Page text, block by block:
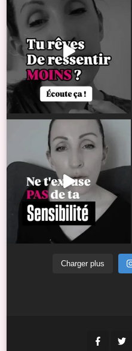
Charger plus